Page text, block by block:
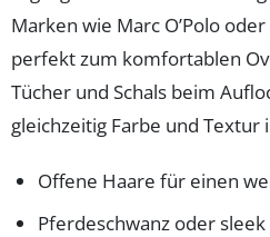
Marken wie Marc O’Polo
perfekt zum komfortablen
Tücher und Schals beim
gleichzeitig Farbe und Textur
Offene Haare für einen
Pferdeschwanz oder